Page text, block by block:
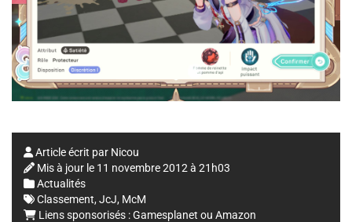
Article écrit par Nicou
Mis à jour le 11 novembre 2012 à 21h03
Actualités
Classement, JcJ, McM
Liens sponsorisés :Gamesplanet ou Amazon